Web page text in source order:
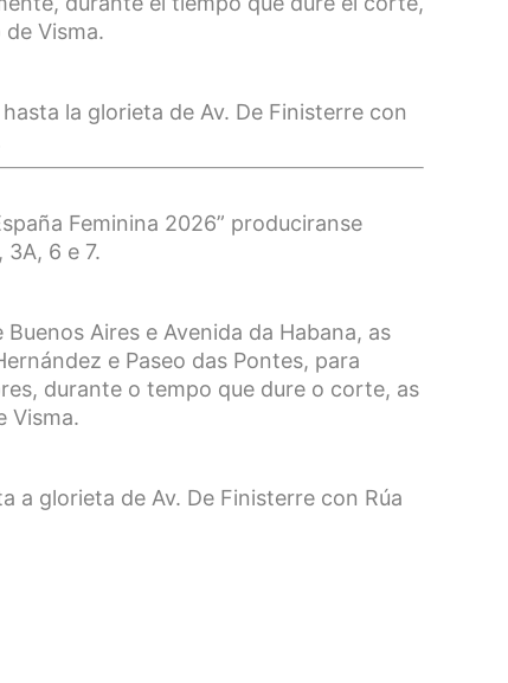
Visma.
la glorieta de Av. De Finisterre con
Feminina 2026” produciranse
6 e 7.
Aires e Avenida da Habana, as
e Paseo das Pontes, para
durante o tempo que dure o corte, as
Visma.
a glorieta de Av. De Finisterre con Rúa